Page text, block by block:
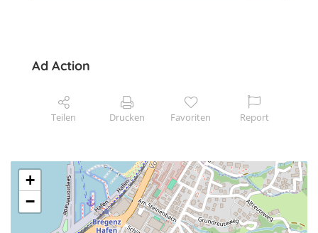
Ad Action
Teilen Drucken Favoriten Report
+
−